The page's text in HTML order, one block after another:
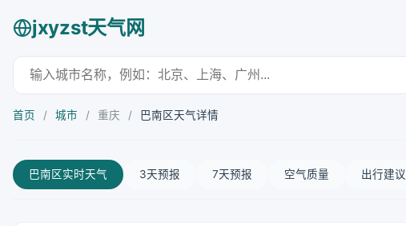
jxyzst天气网
首页 / 城市 / 重庆 / 巴南区天气详情
巴南区实时天气 3天预报 7天预报 空气质量 出行建议